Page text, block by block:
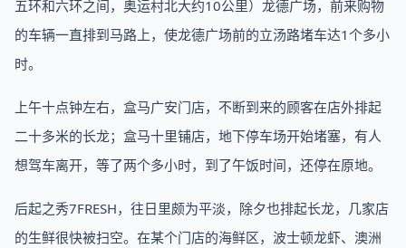
五环和六环之间，奥运村北大约10公里）龙德广场，前来购物
的车辆一直排到马路上，使龙德广场前的立汤路堵车达1个多小
时。
上午十点钟左右，盒马广安门店，不断到来的顾客在店外排起
二十多米的长龙；盒马十里铺店，地下停车场开始堵塞，有人
想驾车离开，等了两个多小时，到了午饭时间，还停在原地。
后起之秀7FRESH，往日里颇为平淡，除夕也排起长龙，几家店
的生鲜很快被扫空。在某个门店的海鲜区，波士顿龙虾、澳洲